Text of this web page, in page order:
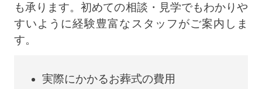
も承ります。初めての相談・見学でもわかりや
すいように経験豊富なスタッフがご案内しま
す。
実際にかかるお葬式の費用